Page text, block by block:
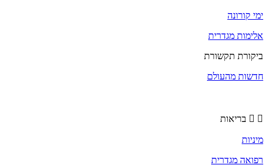
ימי קורונה
אלימות מגדרית
ביקורת תקשורת
חדשות מהעולם
בריאות
מיניות
רפואה מגדרית